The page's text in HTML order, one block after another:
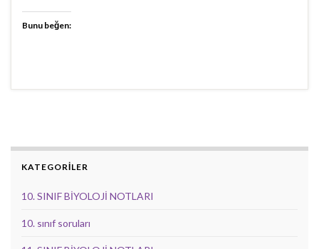
Bunu beğen:
KATEGORİLER
10. SINIF BİYOLOJİ NOTLARI
10. sınıf soruları